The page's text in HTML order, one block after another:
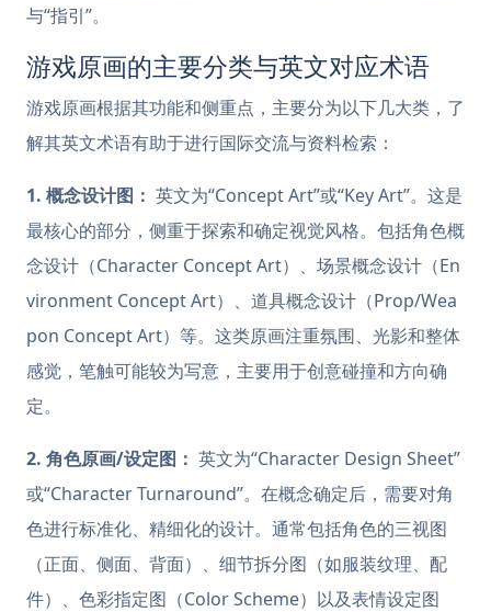
与“指引”。
游戏原画的主要分类与英文对应术语
游戏原画根据其功能和侧重点，主要分为以下几大类，了
解其英文术语有助于进行国际交流与资料检索：
1. 概念设计图： 英文为“Concept Art”或“Key Art”。这是
最核心的部分，侧重于探索和确定视觉风格。包括角色概
念设计（Character Concept Art）、场景概念设计（En
vironment Concept Art）、道具概念设计（Prop/Wea
pon Concept Art）等。这类原画注重氛围、光影和整体
感觉，笔触可能较为写意，主要用于创意碰撞和方向确
定。
2. 角色原画/设定图： 英文为“Character Design Sheet”
或“Character Turnaround”。在概念确定后，需要对角
色进行标准化、精细化的设计。通常包括角色的三视图
（正面、侧面、背面）、细节拆分图（如服装纹理、配
件）、色彩指定图（Color Scheme）以及表情设定图